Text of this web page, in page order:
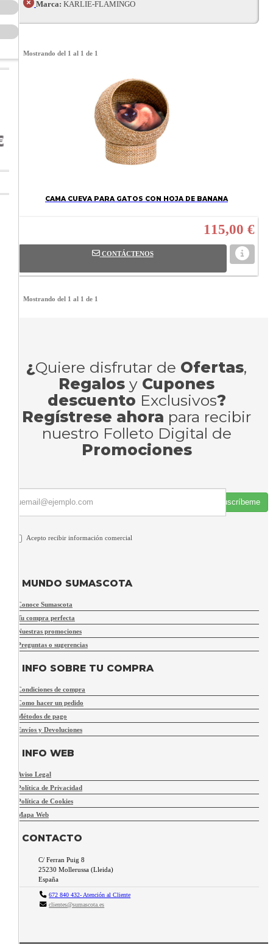
Marca: KARLIE-FLAMINGO
Mostrando del 1 al 1 de 1
CAMA CUEVA PARA GATOS CON HOJA DE BANANA
115,00 €
CONTÁCTENOS
Mostrando del 1 al 1 de 1
¿Quiere disfrutar de Ofertas,
Regalos y Cupones
descuento Exclusivos?
Regístrese ahora para recibir
nuestro Folleto Digital de
Promociones
Suscríbeme
Acepto recibir información comercial
MUNDO SUMASCOTA
Conoce Sumascota
Tu compra perfecta
Nuestras promociones
Preguntas o sugerencias
INFO SOBRE TU COMPRA
Condiciones de compra
Como hacer un pedido
Métodos de pago
Envíos y Devoluciones
INFO WEB
Aviso Legal
Política de Privacidad
Política de Cookies
Mapa Web
CONTACTO
C/ Ferran Puig 8
25230 Mollerussa (Lleida)
España
672 840 432- Atención al Cliente
clientes@sumascota.es